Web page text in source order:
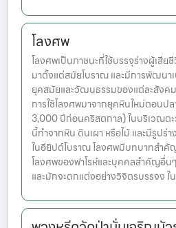
โลงศพ
โลงศพเป็นภาชนะที่ใช้บรรจุร่างผู้เสีย
มาตั้งแต่สมัยโบราณ และมีการพัฒนา
ยุคสมัยและวัฒนธรรมของแต่ละสังค
การใช้โลงศพมาจากยุคหินใหม่ตอน
3,000 ปีก่อนคริสตกาล) ในบริเวณต
นี้ทำจากหิน ดินเผา หรือไม้ และมีรูปร่
ในอียิปต์โบราณ โลงศพมีบทบาทสำคั
โลงศพของฟาโรห์และบุคคลสำคัญอื่น
และมักจะตกแต่งอย่างวิจิตรบรรจง ใ